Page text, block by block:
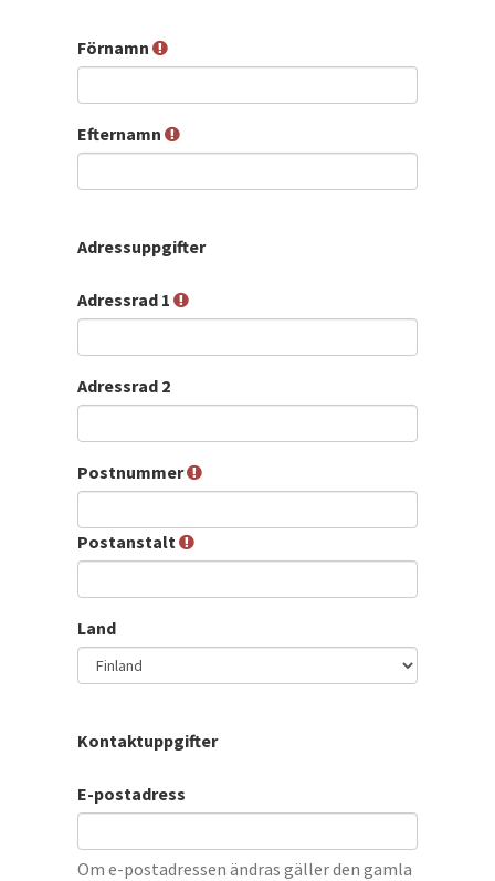
Förnamn
Efternamn
Adressuppgifter
Adressrad 1
Adressrad 2
Postnummer
Postanstalt
Land
Kontaktuppgifter
E-postadress
Om e-postadressen ändras gäller den gamla